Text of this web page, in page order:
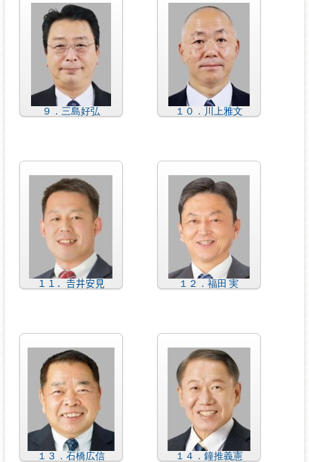
９．三島好弘 １０．川上雅文
１１．𠮷井安見 １２．福田 実
１３．石橋広信 １４．鐘推義憲